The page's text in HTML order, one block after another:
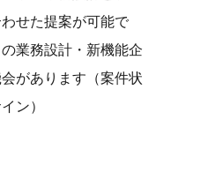
せた提案が可能で
業務設計・新機能企
があります（案件状
ン）